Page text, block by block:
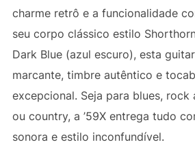
charme retrô e a funcionalidade
seu corpo clássico estilo
Dark Blue (azul escuro), esta
marcante, timbre autêntico e
excepcional. Seja para blues, rock
ou country, a ’59X entrega tudo
sonora e estilo inconfundível.